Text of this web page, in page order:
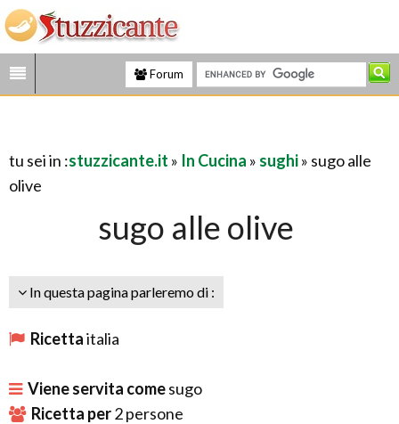
Forum
tu sei in :stuzzicante.it » In Cucina » sughi» sugo alle
olive
sugo alle olive
In questa pagina parleremo di :
Ricettaitalia
Viene servita comesugo
Ricetta per2persone